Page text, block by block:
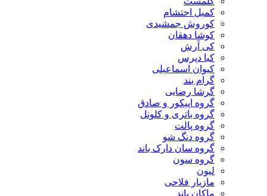
کمیل احتشام
کوروش جمشیدی
کوشا دهقان
کی آرش
کیا دپرس
کیوان اسماعیلی
گرام بند
گرشا رضایی
گروه اپیکور و صادق
گروه باتری و کلونل
گروه پالت
گروه دنگ شو
گروه سان دارک باند
گروه سون
لیون
مازیار فلاحی
ماکان باند